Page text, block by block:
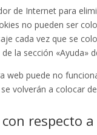
de Internet para
no pueden ser
cada vez que se
la sección «Ayuda»
web puede no
volverán a colocar
respecto